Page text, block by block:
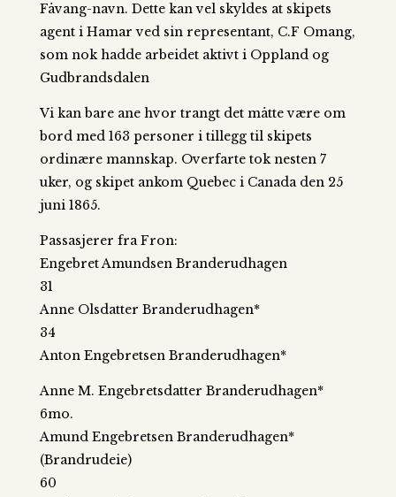
Fåvang-navn. Dette kan vel skyldes at skipets
agent i Hamar ved sin representant, C.F Omang,
som nok hadde arbeidet aktivt i Oppland og
Gudbrandsdalen
Vi kan bare ane hvor trangt det måtte være om
bord med 163 personer i tillegg til skipets
ordinære mannskap. Overfarte tok nesten 7
uker, og skipet ankom Quebec i Canada den 25
juni 1865.
Passasjerer fra Fron:
Engebret Amundsen Branderudhagen
31
Anne Olsdatter Branderudhagen*
34
Anton Engebretsen Branderudhagen*
Anne M. Engebretsdatter Branderudhagen*
6mo.
Amund Engebretsen Branderudhagen*
(Brandrudeie)
60